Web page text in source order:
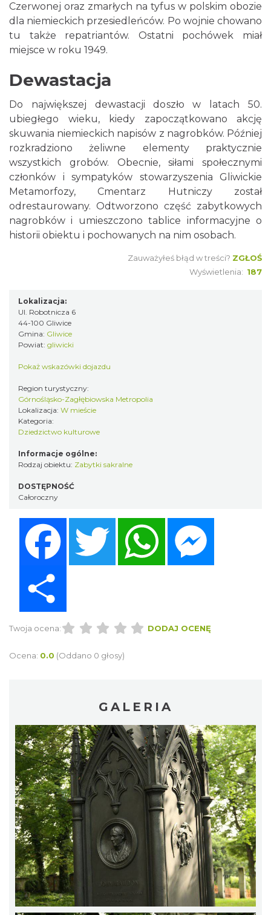
Czerwonej oraz zmarłych na tyfus w polskim obozie
dla niemieckich przesiedleńców. Po wojnie chowano
tu także repatriantów. Ostatni pochówek miał
miejsce w roku 1949.
Dewastacja
Do największej dewastacji doszło w latach 50.
ubiegłego wieku, kiedy zapoczątkowano akcję
skuwania niemieckich napisów z nagrobków. Później
rozkradziono żeliwne elementy praktycznie
wszystkich grobów. Obecnie, siłami społecznymi
członków i sympatyków stowarzyszenia Gliwickie
Metamorfozy, Cmentarz Hutniczy został
odrestaurowany. Odtworzono część zabytkowych
nagrobków i umieszczono tablice informacyjne o
historii obiektu i pochowanych na nim osobach.
Zauważyłeś błąd w treści? ZGŁOŚ
Wyświetlenia: 187
Lokalizacja:
Ul. Robotnicza 6
44-100 Gliwice
Gmina: Gliwice
Powiat: gliwicki
Pokaż wskazówki dojazdu
Region turystyczny:
Górnośląsko-Zagłębiowska Metropolia
Lokalizacja: W mieście
Kategoria:
Dziedzictwo kulturowe
Informacje ogólne:
Rodzaj obiektu: Zabytki sakralne
DOSTĘPNOŚĆ
Całoroczny
Twitter WhatsApp
Twoja ocena: DODAJ OCENĘ
Ocena: 0.0 (Oddano 0 głosy)
GALERIA